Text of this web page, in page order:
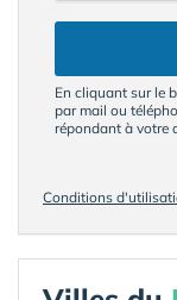
En cliquant sur le
par mail ou
répondant à votre
Conditions